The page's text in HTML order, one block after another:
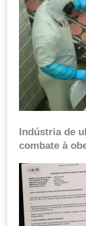
Indústria de
combate à